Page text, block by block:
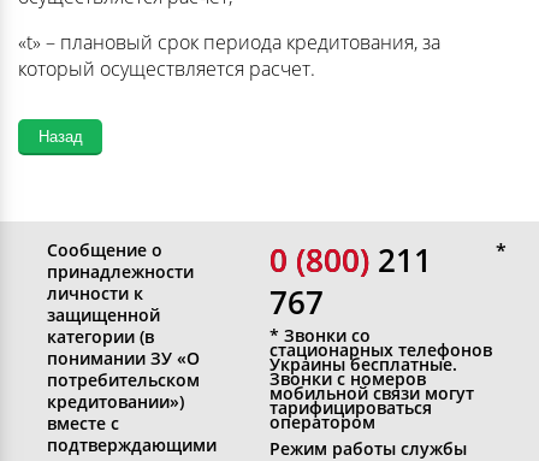
«t» – плановый срок периода кредитования, за
который осуществляется расчет.
Сообщение о
принадлежности
личности к
защищенной
категории (в
понимании ЗУ «О
потребительском
кредитовании»)
вместе с
подтверждающими
0 (800)
0 (800) 211
767
* Звонки со
стационарных телефонов
Украины бесплатные.
Звонки с номеров
мобильной связи могут
тарифицироваться
оператором
Режим работы службы